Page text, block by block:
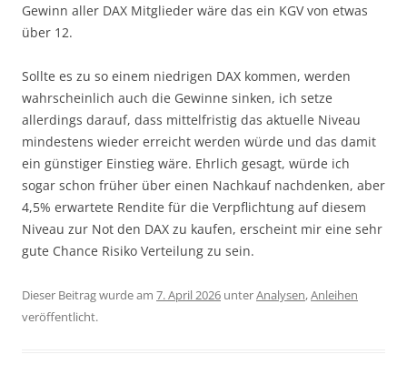
Gewinn aller DAX Mitglieder wäre das ein KGV von etwas
über 12.
Sollte es zu so einem niedrigen DAX kommen, werden
wahrscheinlich auch die Gewinne sinken, ich setze
allerdings darauf, dass mittelfristig das aktuelle Niveau
mindestens wieder erreicht werden würde und das damit
ein günstiger Einstieg wäre. Ehrlich gesagt, würde ich
sogar schon früher über einen Nachkauf nachdenken, aber
4,5% erwartete Rendite für die Verpflichtung auf diesem
Niveau zur Not den DAX zu kaufen, erscheint mir eine sehr
gute Chance Risiko Verteilung zu sein.
Dieser Beitrag wurde am 7. April 2026 unterAnalysen,Anleihen
veröffentlicht.